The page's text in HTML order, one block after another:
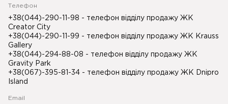
Телефон
+38(044)-290-11-98 - телефон відділу продажу ЖК
Creator City
+38(044)-290-11-99 - телефон відділу продажу ЖК Krauss
Gallery
+38(044)-294-88-08 - телефон відділу продажу ЖК
Gravity Park
+38(067)-395-81-34 - телефон відділу продажу ЖК Dnipro
Island
Email